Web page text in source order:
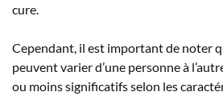
cure.
Cependant, il est important de noter
peuvent varier d’une personne à
ou moins significatifs selon les